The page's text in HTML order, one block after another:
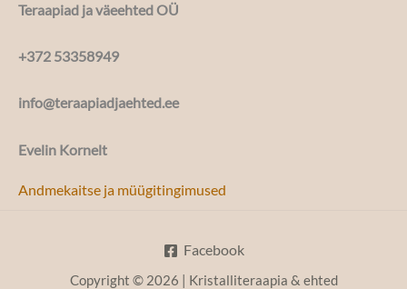
Teraapiad ja väeehted OÜ
+372 53358949
info@teraapiadjaehted.ee
Evelin Kornelt
Andmekaitse ja müügitingimused
Facebook
Copyright © 2026 | Kristalliteraapia & ehted